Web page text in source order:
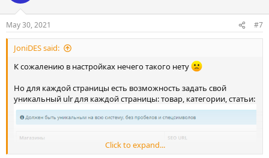
May 30, 2021 #7
JoniDES said:
К сожалению в настройках нечего такого нету
Но для каждой страницы есть возможность задать свой
уникальный ulr для каждой страницы: товар, категории, статьи:
Click to expand...